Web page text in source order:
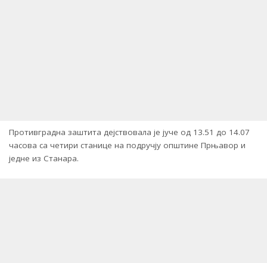
Противградна заштита дејствовала је јуче од 13.51 до 14.07
часова са четири станице на подручју општине Прњавор и
једне из Станара.